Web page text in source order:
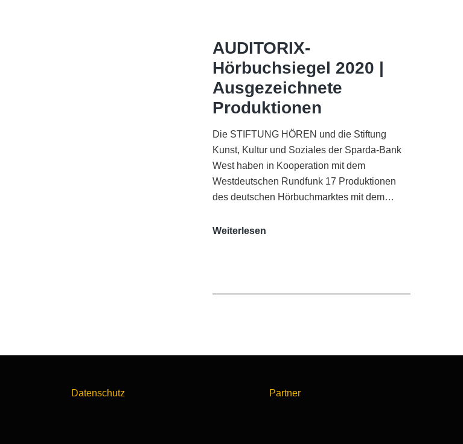
Funkhaus
Köln
AUDITORIX-
Hörbuchsiegel 2020 |
Ausgezeichnete
Produktionen
Die STIFTUNG HÖREN und die Stiftung
Kunst, Kultur und Soziales der Sparda-Bank
West haben in Kooperation mit dem
Westdeutschen Rundfunk 17 Produktionen
des deutschen Hörbuchmarktes mit dem…
Weiterlesen
Ausgezeichnete
Datenschutz Partner